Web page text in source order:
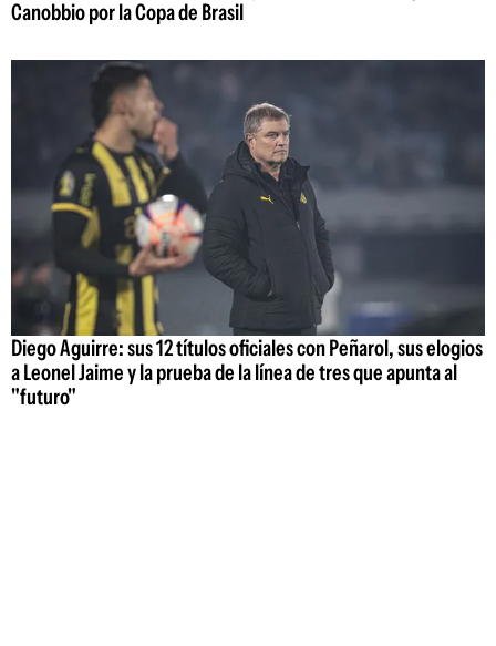
Canobbio por la Copa de Brasil
Diego Aguirre: sus 12 títulos oficiales con Peñarol, sus elogios
a Leonel Jaime y la prueba de la línea de tres que apunta al
"futuro"